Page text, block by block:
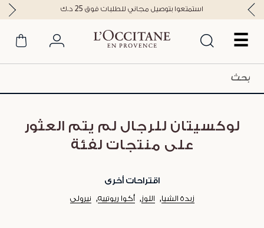
☰
استمتعوا بتوصيل مجاني للطلبات فوق 25 د.ك
لوكسيتان للرجال لم يتم العثور
على منتجات لفئة
اقتراحات أخرى
زبدة الشيا اللوز أكوا ريوتييه نيرولي